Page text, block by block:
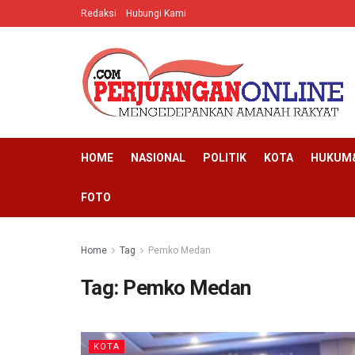
Redaksi Hubungi Kami
HOME NASIONAL POLITIK KOTA
FOTO
Home Tag Pemko Medan
Tag: Pemko Medan
KOTA